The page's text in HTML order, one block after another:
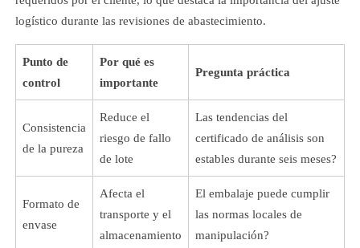
logístico durante las revisiones de abastecimiento.
Punto de
control
Por qué es
importante
Pregunta práctica
Consistencia
de la pureza
Reduce el
riesgo de fallo
de lote
Las tendencias del
certificado de análisis son
estables durante seis meses?
Formato de
envase
Afecta el
transporte y el
almacenamiento
El embalaje puede cumplir
las normas locales de
manipulación?